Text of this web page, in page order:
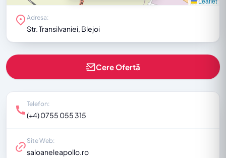
Adresa:
Str. Transilvaniei, Blejoi
Cere Ofertă
Telefon:
(+4) 0755 055 315
Site Web:
saloaneleapollo.ro